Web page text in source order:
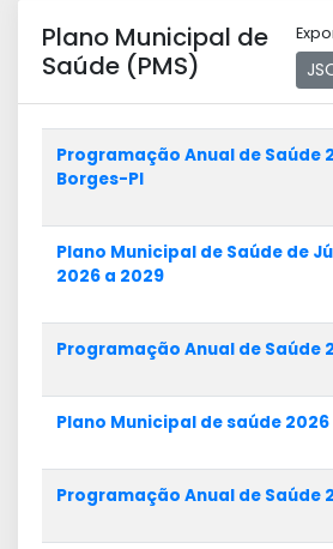
Plano Municipal de
Saúde (PMS)
Programação Anual de Saúde
Borges-PI
Plano Municipal de Saúde de
2026 a 2029
Programação Anual de Saúde
Plano Municipal de saúde 2026
Programação Anual de Saúde